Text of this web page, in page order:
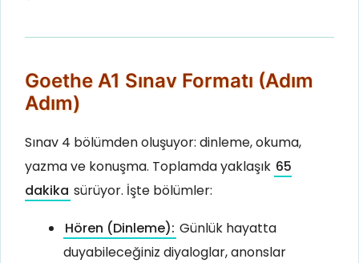
Goethe A1 Sınav Formatı (Adım
Adım)
Sınav 4 bölümden oluşuyor: dinleme, okuma,
yazma ve konuşma. Toplamda yaklaşık 65
dakika sürüyor. İşte bölümler:
Hören (Dinleme): Günlük hayatta
duyabileceğiniz diyaloglar, anonslar